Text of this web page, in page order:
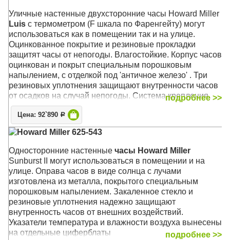
Уличные настенные двухсторонние часы Howard Miller
Luis с термометром (F шкала по Фаренгейту) могут
использоваться как в помещении так и на улице.
Оцинкованное покрытие и резиновые прокладки
защитят часы от непогоды. Влагостойкие. Корпус часов
оцинкован и покрыт специальным порошковым
напылением, с отделкой под 'античное железо' . Три
резиновых уплотнения защищают внутренности часов
от осадков на случай непогоды. Система крепления
Вертлюги к декоративному настенному кронштейну
позволяют установить оптимальную видимость часов с
любого угла зрения.
Корпус: Чёрный стальной с оцинкованным креплением
Размер: 55 х 50 х 16 см; циферблат 38 см.
подробнее >>
Цена: 92`890 Р
Howard Miller 625-543
Односторонние настенные часы Howard Miller
Sunburst II могут использоваться в помещении и на
улице. Оправа часов в виде солнца с лучами
изготовлена из металла, покрытого специальным
порошковым напылением. Закаленное стекло и
резиновые уплотнения надежно защищают
внутренность часов от внешних воздействий.
Указатели температура и влажности воздуха вынесены
на отдельные циферблаты
подробнее >>